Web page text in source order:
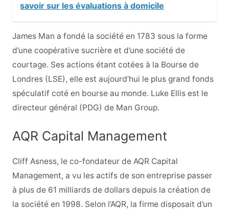
savoir sur les évaluations à domicile
James Man a fondé la société en 1783 sous la forme
d’une coopérative sucrière et d’une société de
courtage. Ses actions étant cotées à la Bourse de
Londres (LSE), elle est aujourd’hui le plus grand fonds
spéculatif coté en bourse au monde. Luke Ellis est le
directeur général (PDG) de Man Group.
AQR Capital Management
Cliff Asness, le co-fondateur de AQR Capital
Management, a vu les actifs de son entreprise passer
à plus de 61 milliards de dollars depuis la création de
la société en 1998. Selon l’AQR, la firme disposait d’un